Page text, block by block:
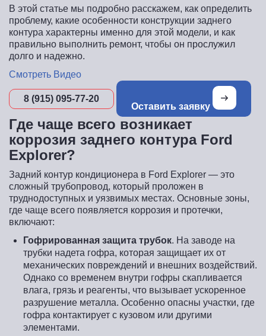
В этой статье мы подробно расскажем, как определить
проблему, какие особенности конструкции заднего
контура характерны именно для этой модели, и как
правильно выполнить ремонт, чтобы он прослужил
долго и надежно.
Смотреть Видео
8 (915) 095-77-20
Оставить заявку
Где чаще всего возникает
коррозия заднего контура Ford
Explorer?
Задний контур кондиционера в Ford Explorer — это
сложный трубопровод, который проложен в
труднодоступных и уязвимых местах. Основные зоны,
где чаще всего появляется коррозия и протечки,
включают:
Гофрированная защита трубок. На заводе на
трубки надета гофра, которая защищает их от
механических повреждений и внешних воздействий.
Однако со временем внутри гофры скапливается
влага, грязь и реагенты, что вызывает ускоренное
разрушение металла. Особенно опасны участки, где
гофра контактирует с кузовом или другими
элементами.